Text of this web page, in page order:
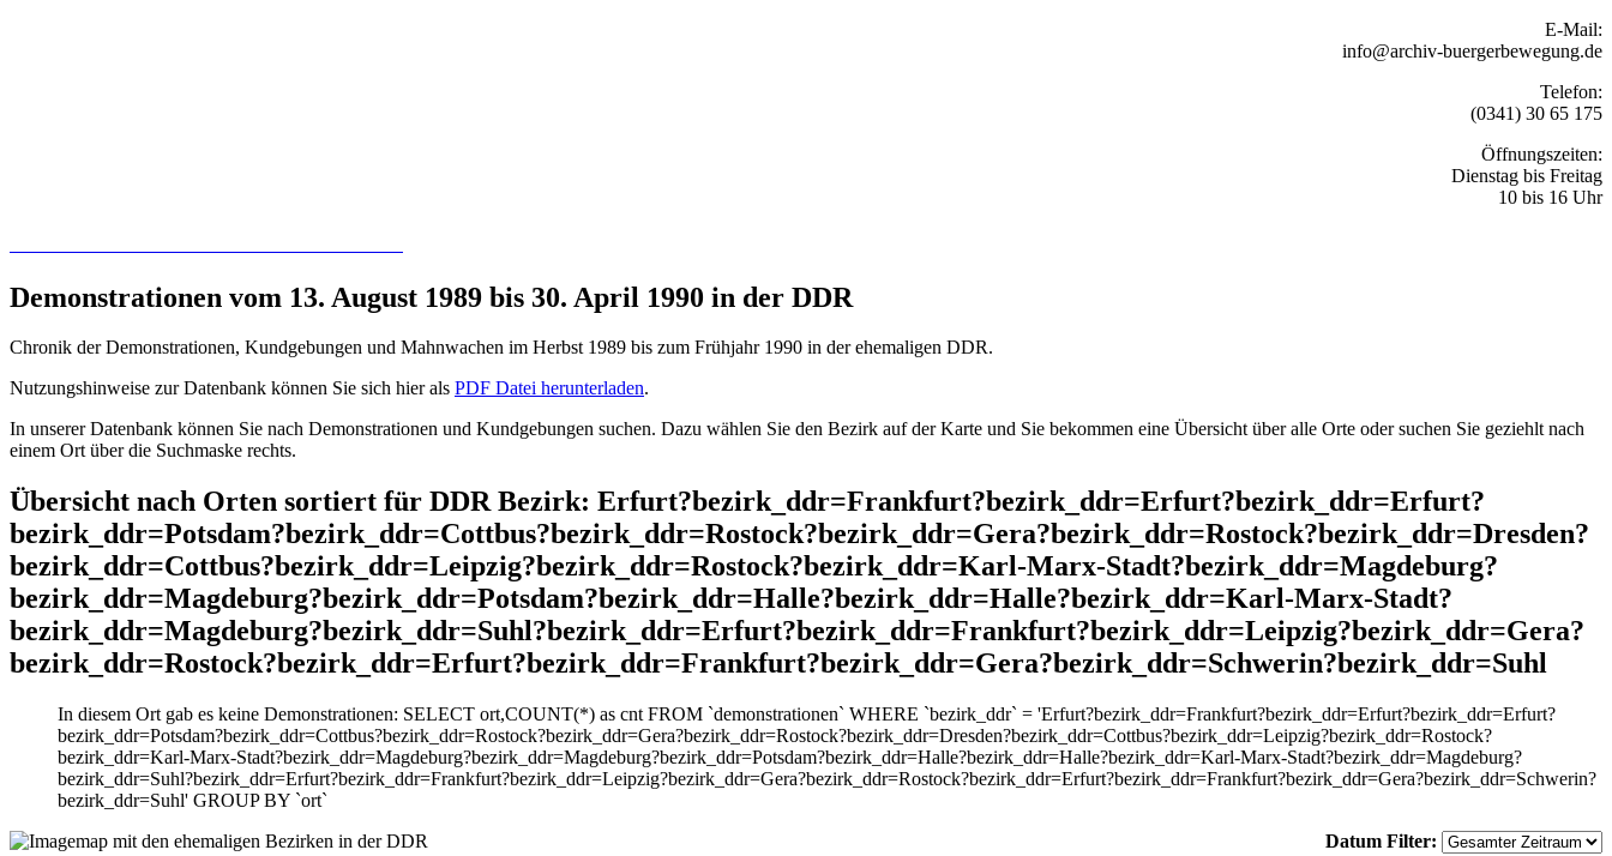
E-Mail:
info@archiv-buergerbewegung.de
Telefon:
(0341) 30 65 175
Öffnungszeiten:
Dienstag bis Freitag
10 bis 16 Uhr
Demonstrationen vom 13. August 1989 bis 30. April 1990 in der DDR
Chronik der Demonstrationen, Kundgebungen und Mahnwachen im Herbst 1989 bis zum Frühjahr 1990 in der ehemaligen DDR.
Nutzungshinweise zur Datenbank können Sie sich hier als PDF Datei herunterladen.
In unserer Datenbank können Sie nach Demonstrationen und Kundgebungen suchen. Dazu wählen Sie den Bezirk auf der Karte und Sie bekommen eine Übersicht über alle Orte oder suchen Sie geziehlt nach
einem Ort über die Suchmaske rechts.
Übersicht nach Orten sortiert für DDR Bezirk: Erfurt?bezirk_ddr=Frankfurt?bezirk_ddr=Erfurt?bezirk_ddr=Erfurt?
bezirk_ddr=Potsdam?bezirk_ddr=Cottbus?bezirk_ddr=Rostock?bezirk_ddr=Gera?bezirk_ddr=Rostock?bezirk_ddr=Dresden?
bezirk_ddr=Cottbus?bezirk_ddr=Leipzig?bezirk_ddr=Rostock?bezirk_ddr=Karl-Marx-Stadt?bezirk_ddr=Magdeburg?
bezirk_ddr=Magdeburg?bezirk_ddr=Potsdam?bezirk_ddr=Halle?bezirk_ddr=Halle?bezirk_ddr=Karl-Marx-Stadt?
bezirk_ddr=Magdeburg?bezirk_ddr=Suhl?bezirk_ddr=Erfurt?bezirk_ddr=Frankfurt?bezirk_ddr=Leipzig?bezirk_ddr=Gera?
bezirk_ddr=Rostock?bezirk_ddr=Erfurt?bezirk_ddr=Frankfurt?bezirk_ddr=Gera?bezirk_ddr=Schwerin?bezirk_ddr=Suhl
In diesem Ort gab es keine Demonstrationen: SELECT ort,COUNT(*) as cnt FROM `demonstrationen` WHERE `bezirk_ddr` = 'Erfurt?bezirk_ddr=Frankfurt?bezirk_ddr=Erfurt?bezirk_ddr=Erfurt?
bezirk_ddr=Potsdam?bezirk_ddr=Cottbus?bezirk_ddr=Rostock?bezirk_ddr=Gera?bezirk_ddr=Rostock?bezirk_ddr=Dresden?bezirk_ddr=Cottbus?bezirk_ddr=Leipzig?bezirk_ddr=Rostock?
bezirk_ddr=Karl-Marx-Stadt?bezirk_ddr=Magdeburg?bezirk_ddr=Magdeburg?bezirk_ddr=Potsdam?bezirk_ddr=Halle?bezirk_ddr=Halle?bezirk_ddr=Karl-Marx-Stadt?bezirk_ddr=Magdeburg?
bezirk_ddr=Suhl?bezirk_ddr=Erfurt?bezirk_ddr=Frankfurt?bezirk_ddr=Leipzig?bezirk_ddr=Gera?bezirk_ddr=Rostock?bezirk_ddr=Erfurt?bezirk_ddr=Frankfurt?bezirk_ddr=Gera?bezirk_ddr=Schwerin?
bezirk_ddr=Suhl' GROUP BY `ort`
Datum Filter: